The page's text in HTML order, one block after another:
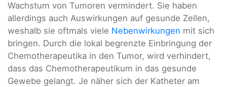
Wachstum von Tumoren vermindert. Sie haben
allerdings auch Auswirkungen auf gesunde Zellen,
weshalb sie oftmals viele Nebenwirkungen mit sich
bringen. Durch die lokal begrenzte Einbringung der
Chemotherapeutika in den Tumor, wird verhindert,
dass das Chemotherapeutikum in das gesunde
Gewebe gelangt. Je näher sich der Katheter am